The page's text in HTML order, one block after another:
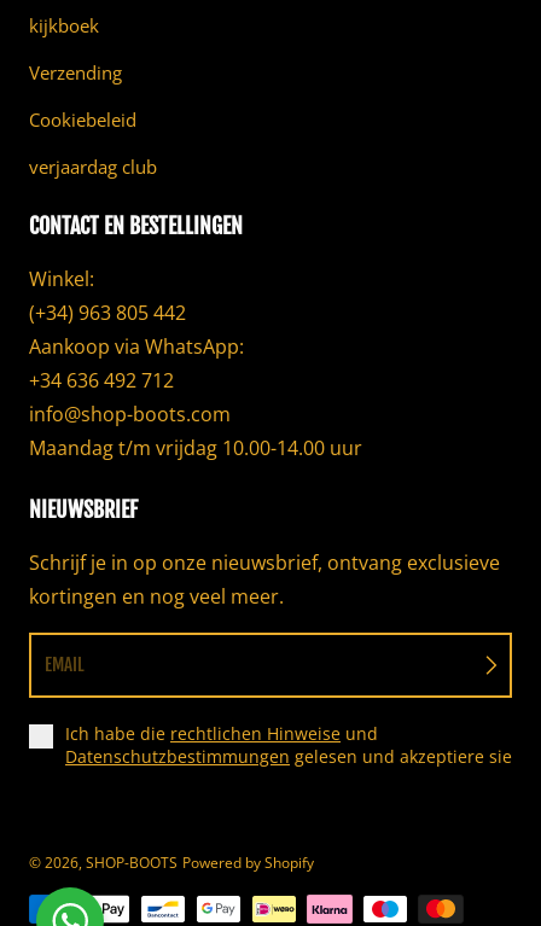
kijkboek
Verzending
Cookiebeleid
verjaardag club
CONTACT EN BESTELLINGEN
Winkel:
(+34) 963 805 442
Aankoop via WhatsApp:
+34 636 492 712
info@shop-boots.com
Maandag t/m vrijdag 10.00-14.00 uur
NIEUWSBRIEF
Schrijf je in op onze nieuwsbrief, ontvang exclusieve
kortingen en nog veel meer.
EMAIL
Ich habe die rechtlichen Hinweise und
Datenschutzbestimmungen gelesen und akzeptiere sie
© 2026,SHOP-BOOTS Powered by Shopify
Betaalmethoden